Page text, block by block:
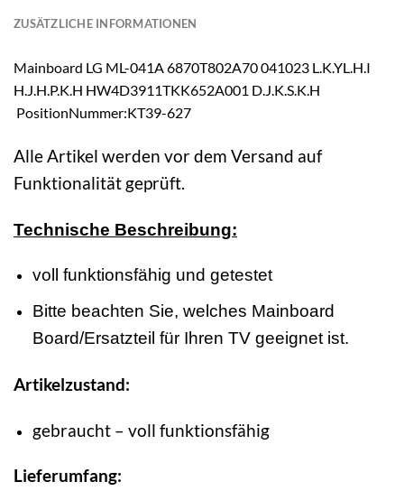
ZUSÄTZLICHE INFORMATIONEN
Mainboard LG ML-041A 6870T802A70 041023 L.K.YL.H.I
H.J.H.P.K.H HW4D3911TKK652A001 D.J.K.S.K.H
PositionNummer:KT39-627
Alle Artikel werden vor dem Versand auf
Funktionalität geprüft.
Technische Beschreibung:
voll funktionsfähig und getestet
Bitte beachten Sie, welches Mainboard
Board/Ersatzteil für Ihren TV geeignet ist.
Artikelzustand:
gebraucht – voll funktionsfähig
Lieferumfang: